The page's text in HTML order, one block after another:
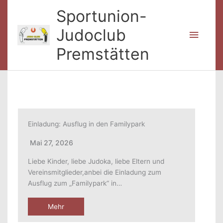
springen
Sportunion-
Judoclub
Premstätten
Einladung: Ausflug in den Familypark
Mai 27, 2026
Liebe Kinder, liebe Judoka, liebe Eltern und
Vereinsmitglieder,anbei die Einladung zum
Ausflug zum „Familypark“ in…
Mehr